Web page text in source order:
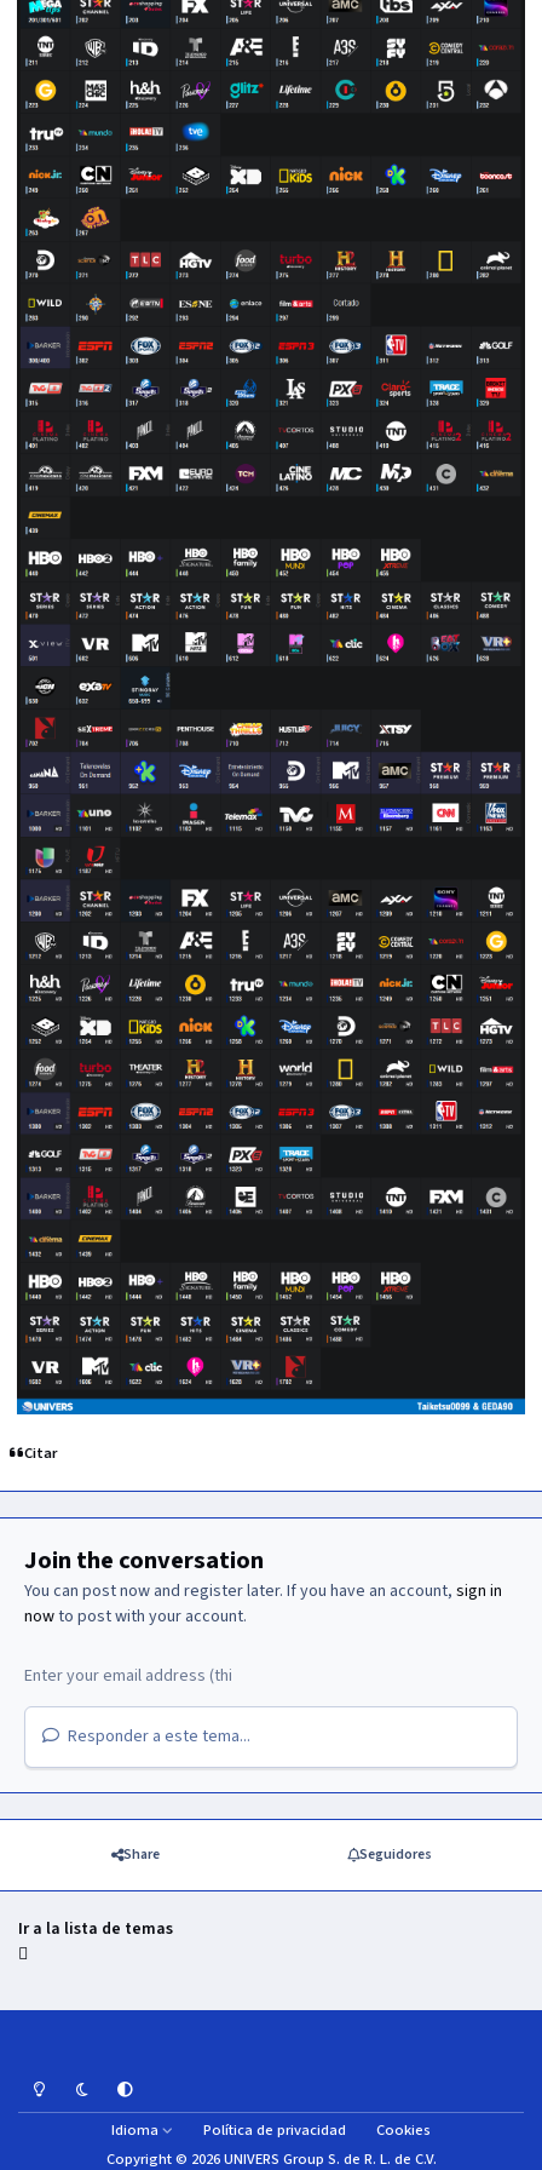
Citar
Join the conversation
You can post now and register later. If you have an account, sign in
nowto post with your account.
Responder a este tema...
Share Seguidores
Ir a la lista de temas
Light ModeDark ModeSystem Preference
Idioma Política de privacidad
Cookies
Copyright © 2026 UNIVERS Group S. de R. L. de C.V.